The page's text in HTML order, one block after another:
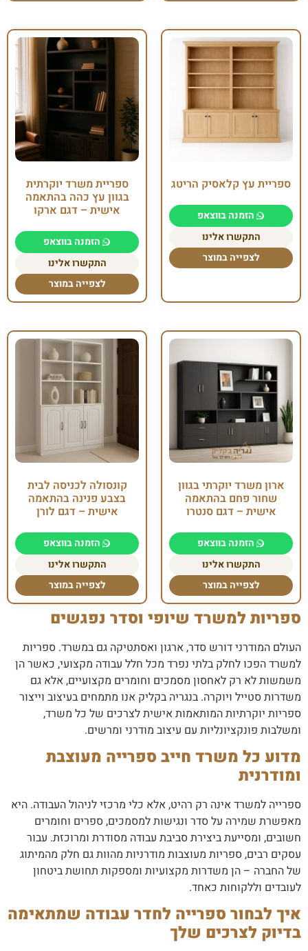
ספריית עץ קלאסיק הריטג
הזמנה בווצאפ
התקשרו אלינו
לצפייה במוצר
ספריית משרד יוקרתית
בגוון עץ כהה בהתאמה
אישית – דגם ארקו
הזמנה בווצאפ
התקשרו אלינו
לצפייה במוצר
ארון משרד יוקרתי בגוון
שחור פחם בהתאמה
אישית – דגם סנטרו
הזמנה בווצאפ
התקשרו אלינו
לצפייה במוצר
קונסולה לכניסה לבית
בצבע פנינה בהתאמה
אישית – דגם לורן
הזמנה בווצאפ
התקשרו אלינו
לצפייה במוצר
ספריות למשרד שיופי וסדר נפגשים
העולם המודרני דורש סדר, ארגון ואסתטיקה גם במשרד. ספריות
למשרד הפכו לחלק בלתי נפרד מכל חלל עבודה מקצועי, כאשר הן
משמשות לא רק לאחסון מסמכים וחומרים מקצועיים, אלא גם
משדרות סטייל ויוקרה. בנגריה בקליק אנו מתמחים בעיצוב וייצור
ספריות יוקרתיות המותאמות אישית לצרכים של כל משרד,
ומשלבות פונקציונליות עם עיצוב מודרני ומרשים.
מדוע כל משרד חייב ספרייה מעוצבת
ומודרנית
ספרייה למשרד אינה רק רהיט, אלא כלי מרכזי לניהול העבודה. היא
מאפשרת שמירה על סדר ונגישות למסמכים, ספרים וחומרים
חשובים, ומסייעת ביצירת סביבת עבודה מסודרת ומרוכזת. עבור
עסקים רבים, ספריות מעוצבות מודרניות מהוות גם חלק מהמיתוג
של החברה – הן משדרות מקצועיות ומספקות תחושת ביטחון
לעובדים וללקוחות כאחד.
איך לבחור ספרייה לחדר עבודה שמתאימה
בדיוק לצרכים שלך